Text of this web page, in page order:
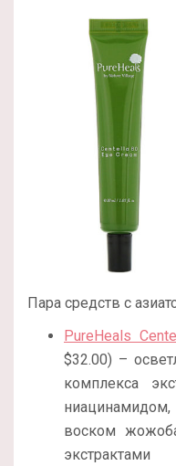
Пара средств с
PureHeals
$32.00) –
комплекса
воском